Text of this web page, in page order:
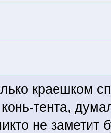
краешком
тента,
не заметит